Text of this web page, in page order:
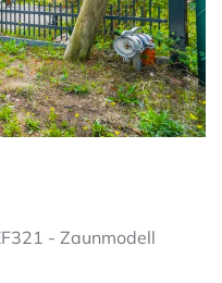
- Zaunmodell